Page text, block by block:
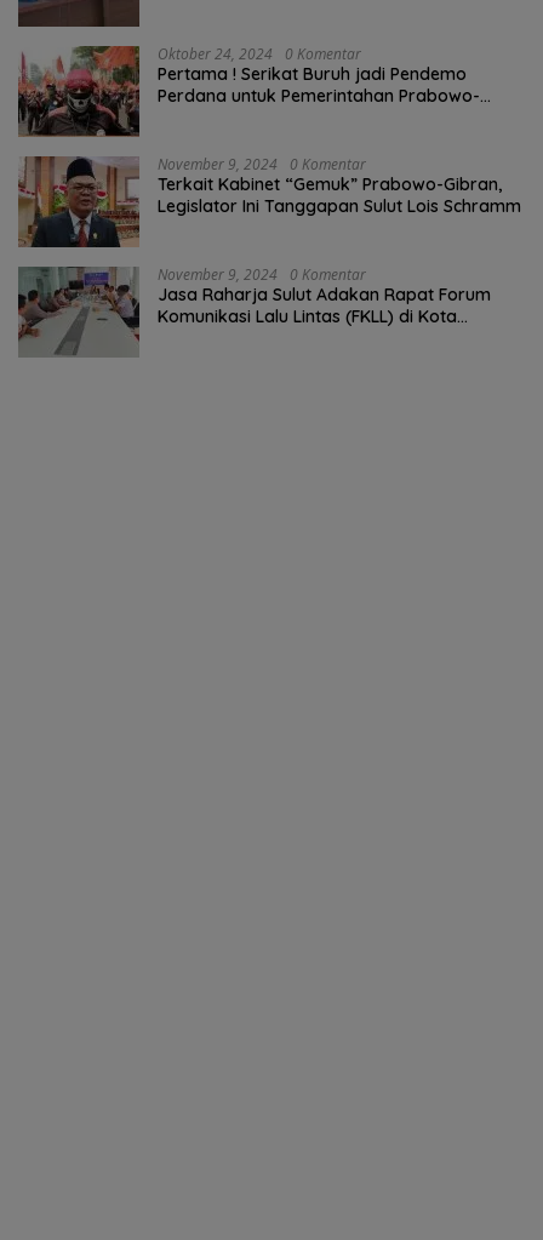
Oktober 24, 2024 0 Komentar
Pertama ! Serikat Buruh jadi Pendemo
Perdana untuk Pemerintahan Prabowo-
November 9, 2024 0 Komentar
Terkait Kabinet “Gemuk” Prabowo-Gibran,
Legislator Ini Tanggapan Sulut Lois Schramm
November 9, 2024 0 Komentar
Jasa Raharja Sulut Adakan Rapat Forum
Komunikasi Lalu Lintas (FKLL) di Kota